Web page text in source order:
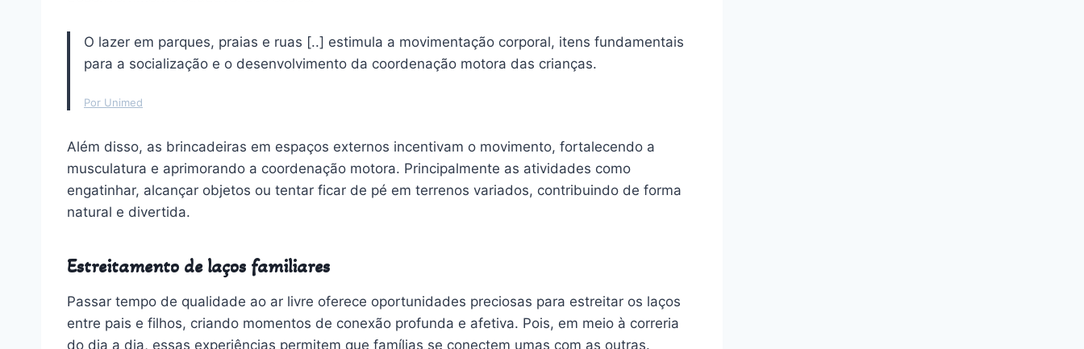
O lazer em parques, praias e ruas [..] estimula a movimentação corporal, itens fundamentais
para a socialização e o desenvolvimento da coordenação motora das crianças.
Por Unimed
Além disso, as brincadeiras em espaços externos incentivam o movimento, fortalecendo a
musculatura e aprimorando a coordenação motora. Principalmente as atividades como
engatinhar, alcançar objetos ou tentar ficar de pé em terrenos variados, contribuindo de forma
natural e divertida.
Estreitamento de laços familiares
Passar tempo de qualidade ao ar livre oferece oportunidades preciosas para estreitar os laços
entre pais e filhos, criando momentos de conexão profunda e afetiva. Pois, em meio à correria
do dia a dia, essas experiências permitem que famílias se conectem umas com as outras.